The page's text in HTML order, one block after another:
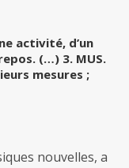
activité, d’un
(…) 3. MUS.
mesures ;
nouvelles, a